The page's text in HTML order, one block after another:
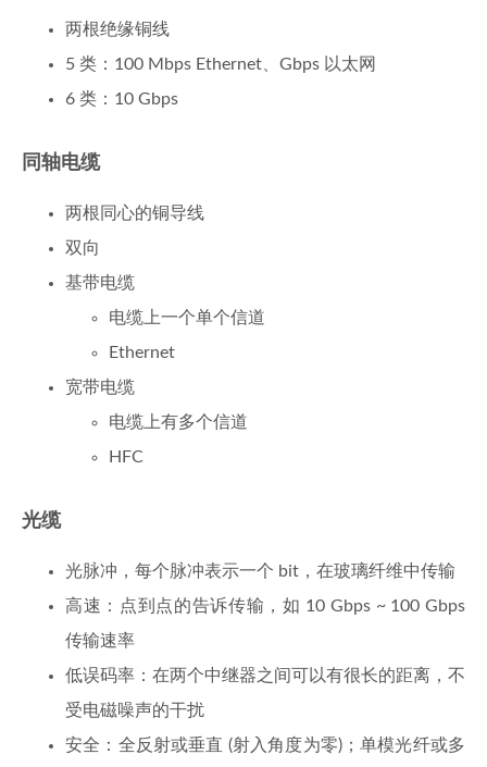
两根绝缘铜线
5 类：100 Mbps Ethernet、Gbps 以太网
6 类：10 Gbps
同轴电缆
两根同心的铜导线
双向
基带电缆
电缆上一个单个信道
Ethernet
宽带电缆
电缆上有多个信道
HFC
光缆
光脉冲，每个脉冲表示一个 bit，在玻璃纤维中传输
高速：点到点的告诉传输，如 10 Gbps ~ 100 Gbps
传输速率
低误码率：在两个中继器之间可以有很长的距离，不
受电磁噪声的干扰
安全：全反射或垂直 (射入角度为零)；单模光纤或多